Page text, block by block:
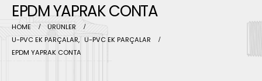
EPDM YAPRAK CONTA
HOME
ÜRÜNLER
U-PVC EK PARÇALAR, U-PVC EK PARÇALAR
EPDM YAPRAK CONTA